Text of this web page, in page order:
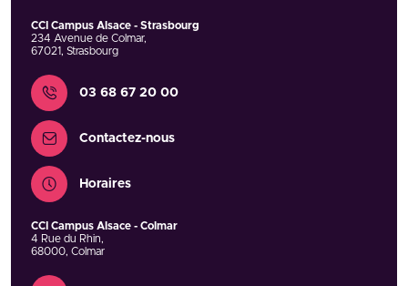
CCI Campus Alsace - Strasbourg
234 Avenue de Colmar,
67021, Strasbourg
Contact
03 68 67 20 00
Contactez-nous
Horaires
CCI Campus Alsace - Colmar
4 Rue du Rhin,
68000, Colmar
Contact